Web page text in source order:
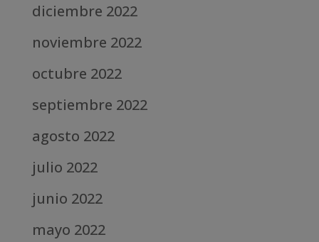
diciembre 2022
noviembre 2022
octubre 2022
septiembre 2022
agosto 2022
julio 2022
junio 2022
mayo 2022